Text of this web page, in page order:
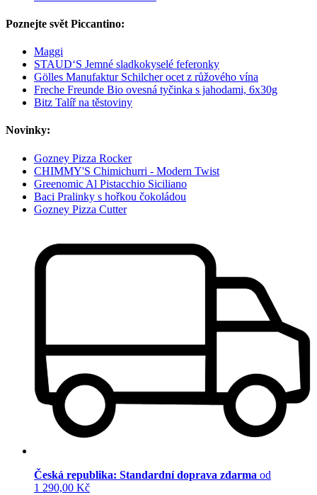
Poznejte svět Piccantino:
Maggi
STAUD‘S Jemné sladkokyselé feferonky
Gölles Manufaktur Schilcher ocet z růžového vína
Freche Freunde Bio ovesná tyčinka s jahodami, 6x30g
Bitz Talíř na těstoviny
Novinky:
Gozney Pizza Rocker
CHIMMY'S Chimichurri - Modern Twist
Greenomic Al Pistacchio Siciliano
Baci Pralinky s hořkou čokoládou
Gozney Pizza Cutter
Česká republika: Standardní doprava zdarma od
1 290,00 Kč